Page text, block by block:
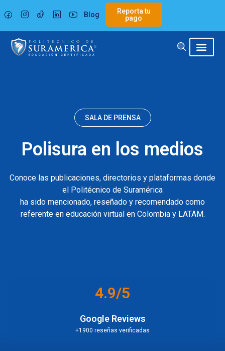
al
contenido
Blog
Reporta tu
pago
SALA DE PRENSA
Polisura en los medios
Conoce las publicaciones, directorios y plataformas donde
el Politécnico de Suramérica
ha sido mencionado, reseñado y recomendado como
referente en educación virtual en Colombia y LATAM.
4.9/5
Google Reviews
+1900 reseñas verificadas